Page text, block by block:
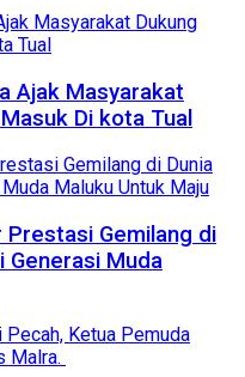
Ajak Masyarakat
Di kota Tual
Prestasi Gemilang di
Generasi Muda